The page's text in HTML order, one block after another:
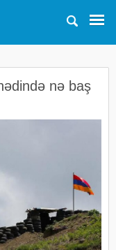
nə baş